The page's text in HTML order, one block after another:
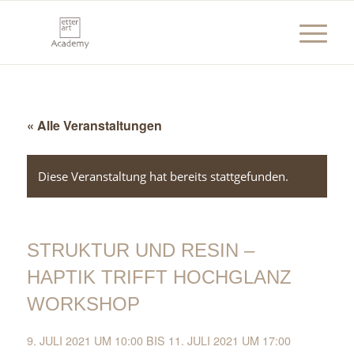
« Alle Veranstaltungen
Diese Veranstaltung hat bereits stattgefunden.
STRUKTUR UND RESIN –
HAPTIK TRIFFT HOCHGLANZ
WORKSHOP
9. JULI 2021 UM 10:00BIS 11. JULI 2021 UM 17:00